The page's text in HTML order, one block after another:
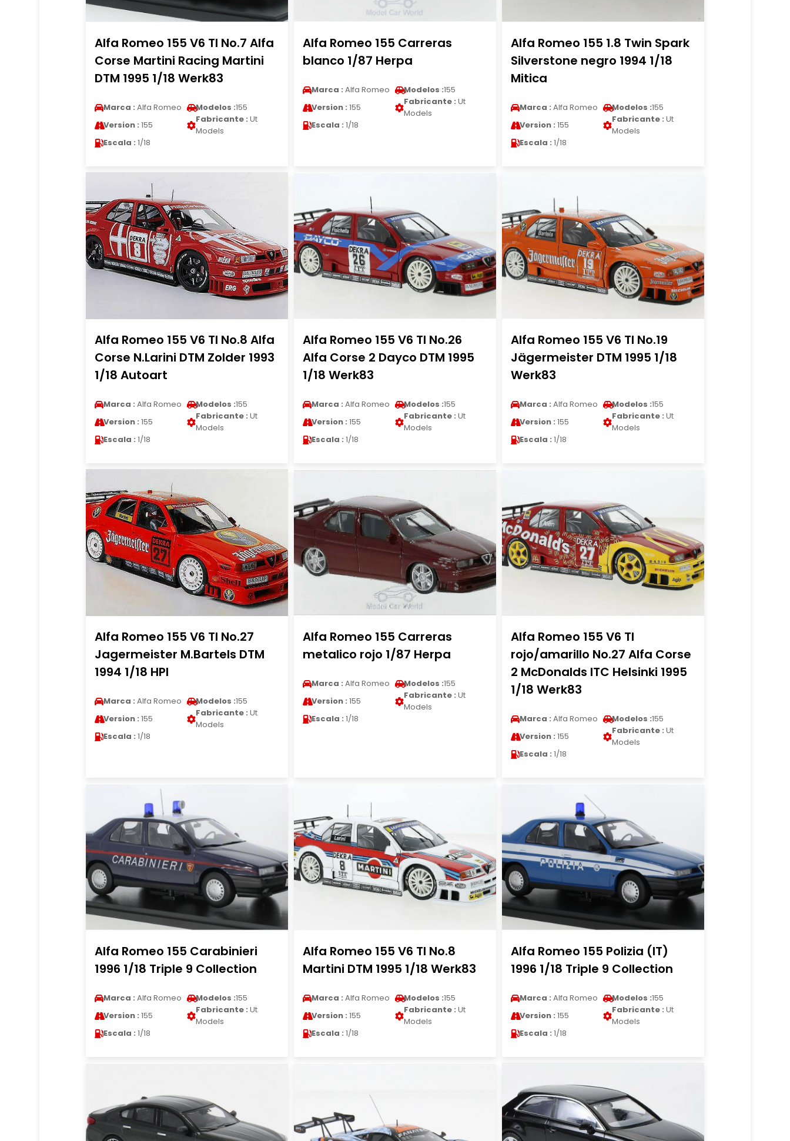
Alfa Romeo 155 V6 TI No.7 Alfa
Corse Martini Racing Martini
DTM 1995 1/18 Werk83
Marca : Alfa Romeo Modelos :155
Version : 155
Fabricante : Ut
Models
Escala : 1/18
Alfa Romeo 155 Carreras
blanco 1/87 Herpa
Marca : Alfa Romeo Modelos :155
Version : 155
Fabricante : Ut
Models
Escala : 1/18
Alfa Romeo 155 1.8 Twin Spark
Silverstone negro 1994 1/18
Mitica
Marca : Alfa Romeo Modelos :155
Version : 155
Fabricante : Ut
Models
Escala : 1/18
Alfa Romeo 155 V6 TI No.8 Alfa
Corse N.Larini DTM Zolder 1993
1/18 Autoart
Marca : Alfa Romeo Modelos :155
Version : 155
Fabricante : Ut
Models
Escala : 1/18
Alfa Romeo 155 V6 TI No.26
Alfa Corse 2 Dayco DTM 1995
1/18 Werk83
Marca : Alfa Romeo Modelos :155
Version : 155
Fabricante : Ut
Models
Escala : 1/18
Alfa Romeo 155 V6 TI No.19
Jägermeister DTM 1995 1/18
Werk83
Marca : Alfa Romeo Modelos :155
Version : 155
Fabricante : Ut
Models
Escala : 1/18
Alfa Romeo 155 V6 TI No.27
Jagermeister M.Bartels DTM
1994 1/18 HPI
Marca : Alfa Romeo Modelos :155
Version : 155
Fabricante : Ut
Models
Escala : 1/18
Alfa Romeo 155 Carreras
metalico rojo 1/87 Herpa
Marca : Alfa Romeo Modelos :155
Version : 155
Fabricante : Ut
Models
Escala : 1/18
Alfa Romeo 155 V6 TI
rojo/amarillo No.27 Alfa Corse
2 McDonalds ITC Helsinki 1995
1/18 Werk83
Marca : Alfa Romeo Modelos :155
Version : 155
Fabricante : Ut
Models
Escala : 1/18
Alfa Romeo 155 Carabinieri
1996 1/18 Triple 9 Collection
Marca : Alfa Romeo Modelos :155
Version : 155
Fabricante : Ut
Models
Escala : 1/18
Alfa Romeo 155 V6 TI No.8
Martini DTM 1995 1/18 Werk83
Marca : Alfa Romeo Modelos :155
Version : 155
Fabricante : Ut
Models
Escala : 1/18
Alfa Romeo 155 Polizia (IT)
1996 1/18 Triple 9 Collection
Marca : Alfa Romeo Modelos :155
Version : 155
Fabricante : Ut
Models
Escala : 1/18